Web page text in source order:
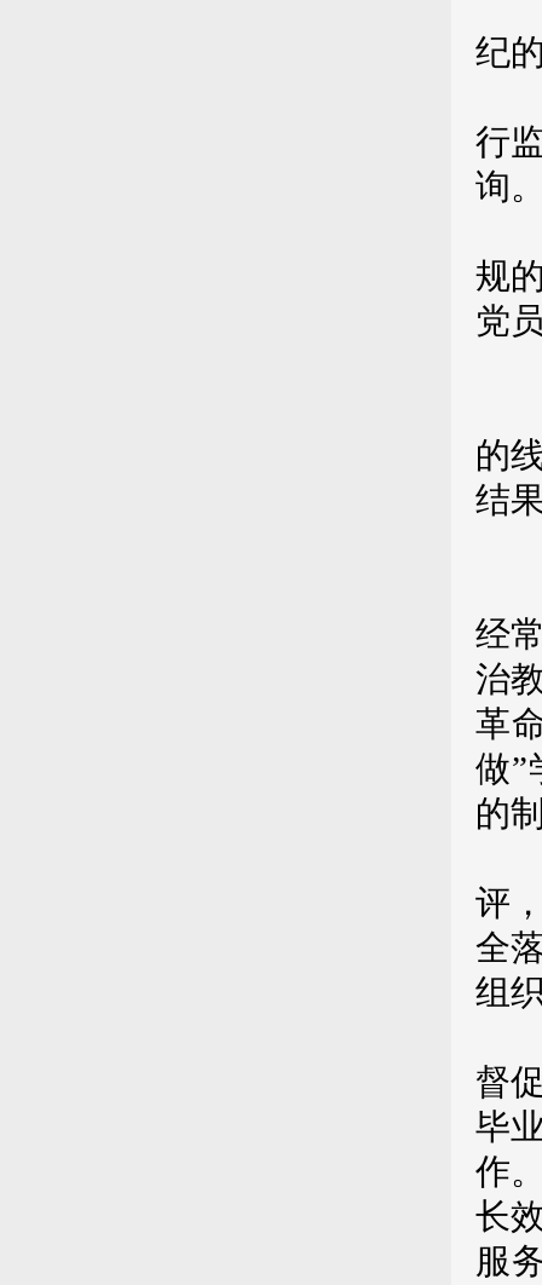
纪
行
询
规
党
的
结
经
治
革
做”
的
评
全
组
督
毕
作
长
服